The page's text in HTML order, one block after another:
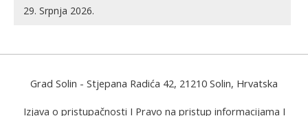
29. Srpnja 2026.
Grad Solin - Stjepana Radića 42, 21210 Solin, Hrvatska
Izjava o pristupačnosti I Pravo na pristup informacijama I